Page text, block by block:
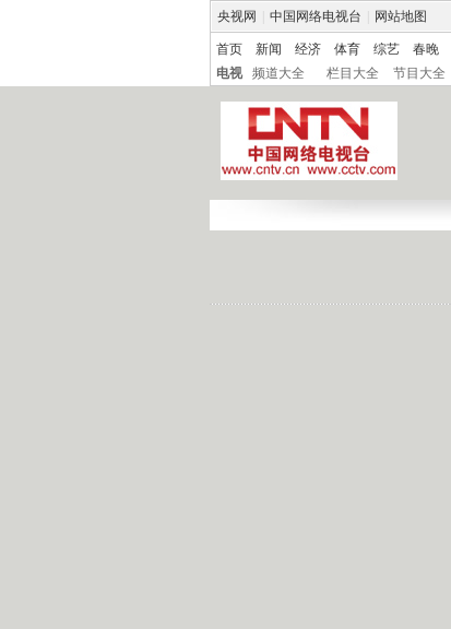
央视网 中国网络电视台 网站地图
首页 新闻 经济 体育 综艺 春晚
电视
频道大全 栏目大全 节目大全